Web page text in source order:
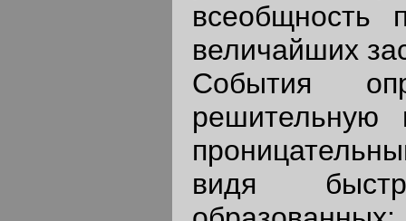
всеобщность
величайших
События
видя